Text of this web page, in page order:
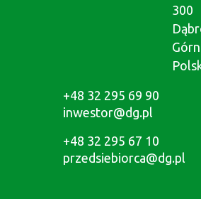
300
+48 32 295 69 90
inwestor@dg.pl
+48 32 295 67 10
przedsiebiorca@dg.pl